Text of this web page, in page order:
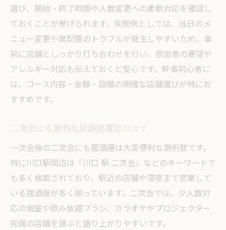
選び、開始・終了時間や人数変更への柔軟対応を確認し
ておくことが挙げられます。失敗例としては、当日のメ
ニュー変更や席配置のトラブルが発生しやすいため、事
前に店舗としっかり打ち合わせを行い、参加者の要望や
アレルギー対応も伝えておくと安心です。幹事初心者に
は、コース内容・金額・設備の明確な店舗選びが特にお
すすめです。
二次会にも便利な居酒屋選定のコツ
一次会後の二次会にも居酒屋は大変便利な選択肢です。
特に川口駅周辺は「川口 駅 二次会」などのキーワードで
も多く検索されており、駅近の店舗や深夜まで営業して
いる居酒屋が多く揃っています。二次会では、少人数対
応の個室や飲み放題プラン、カラオケやプロジェクター
完備の店舗を選ぶと盛り上がりやすいです。